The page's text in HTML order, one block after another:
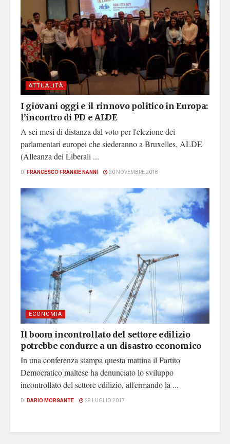
ATTUALITÀ
I giovani oggi e il rinnovo politico in Europa:
l’incontro di PD e ALDE
A sei mesi di distanza dal voto per l'elezione dei
parlamentari europei che siederanno a Bruxelles, ALDE
(Alleanza dei Liberali ...
DI FRANCESCO FRANKIE NANNI 20 NOVEMBRE 2018
ECONOMIA
Il boom incontrollato del settore edilizio
potrebbe condurre a un disastro economico
In una conferenza stampa questa mattina il Partito
Democratico maltese ha denunciato lo sviluppo
incontrollato del settore edilizio, affermando la ...
DI DARIO MORGANTE 29 LUGLIO 2017